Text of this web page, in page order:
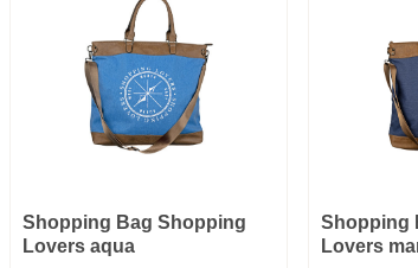
Shopping Bag Shopping
Lovers aqua
Shopping
Lovers